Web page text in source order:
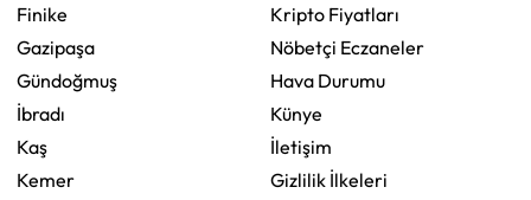
Finike
Gazipaşa
Gündoğmuş
İbradı
Kaş
Kemer
Kripto Fiyatları
Nöbetçi Eczaneler
Hava Durumu
Künye
İletişim
Gizlilik İlkeleri